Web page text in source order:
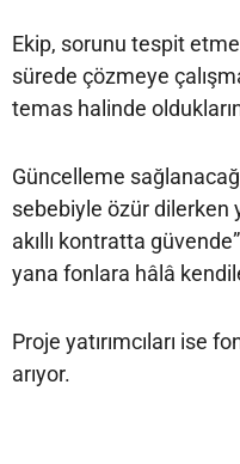
Ekip, sorunu tespit
sürede çözmeye
temas halinde
Güncelleme
sebebiyle özür dilerken
akıllı kontratta
yana fonlara hâlâ
Proje yatırımcıları ise
arıyor.